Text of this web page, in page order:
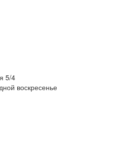
5/4
воскресенье